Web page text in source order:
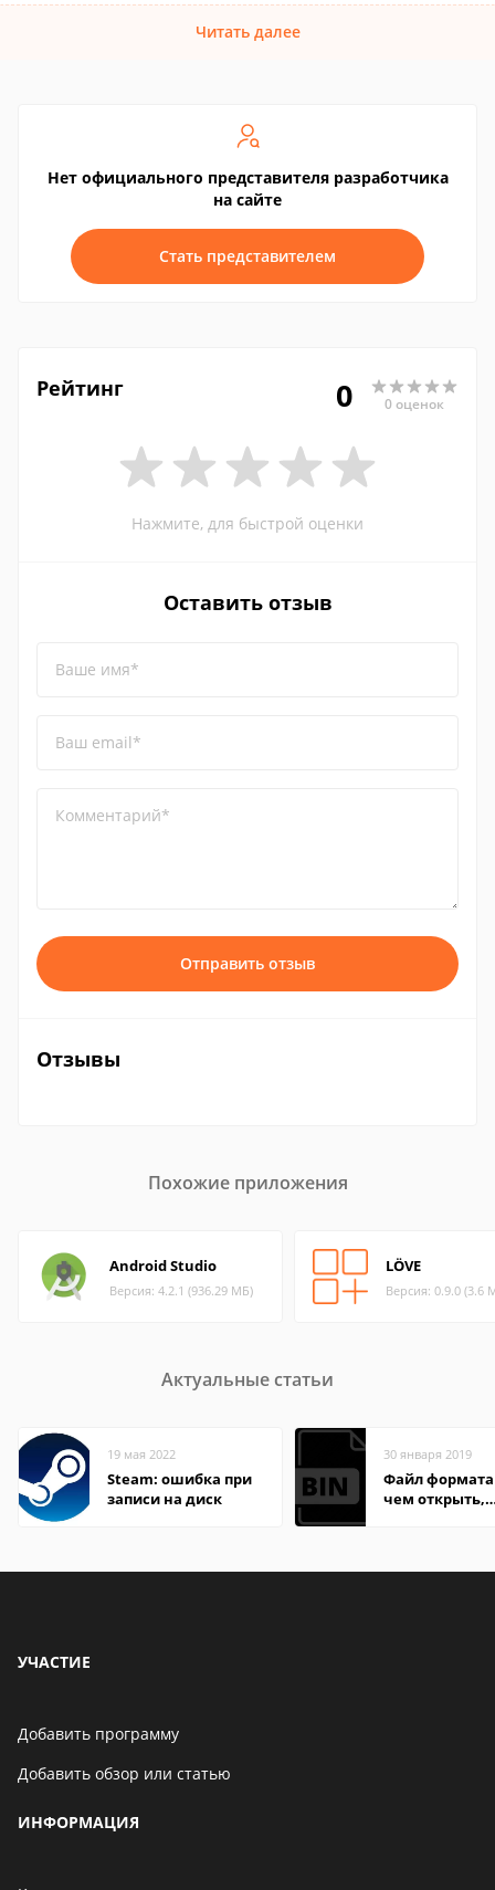
Читать далее
Нет официального представителя разработчика
на сайте
Стать представителем
Рейтинг 0 0 оценок
Нажмите, для быстрой оценки
Оставить отзыв
Ваше имя*
Ваш email*
Комментарий*
Отправить отзыв
Отзывы
Похожие приложения
Android Studio
Версия: 4.2.1 (936.29 МБ)
LÖVE
Версия: 0.9.0 (3.6
Актуальные статьи
19 мая 2022
Steam: ошибка при
записи на диск
30 января 2019
Файл формата
чем открыть,
УЧАСТИЕ
Добавить программу
Добавить обзор или статью
ИНФОРМАЦИЯ